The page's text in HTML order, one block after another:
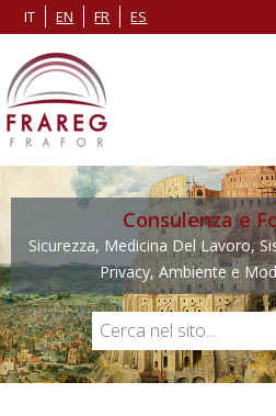
IT EN FR ES
Consulenza e
Sicurezza, Medicina Del Lavoro,
Privacy, Ambiente e